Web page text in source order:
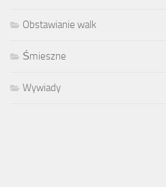
Obstawianie walk
Śmieszne
Wywiady